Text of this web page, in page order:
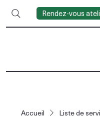
Rendez-vous
Accueil
Liste de